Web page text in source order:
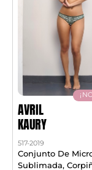
AVRIL
KAURY
517-2019
Conjunto De
Sublimada,